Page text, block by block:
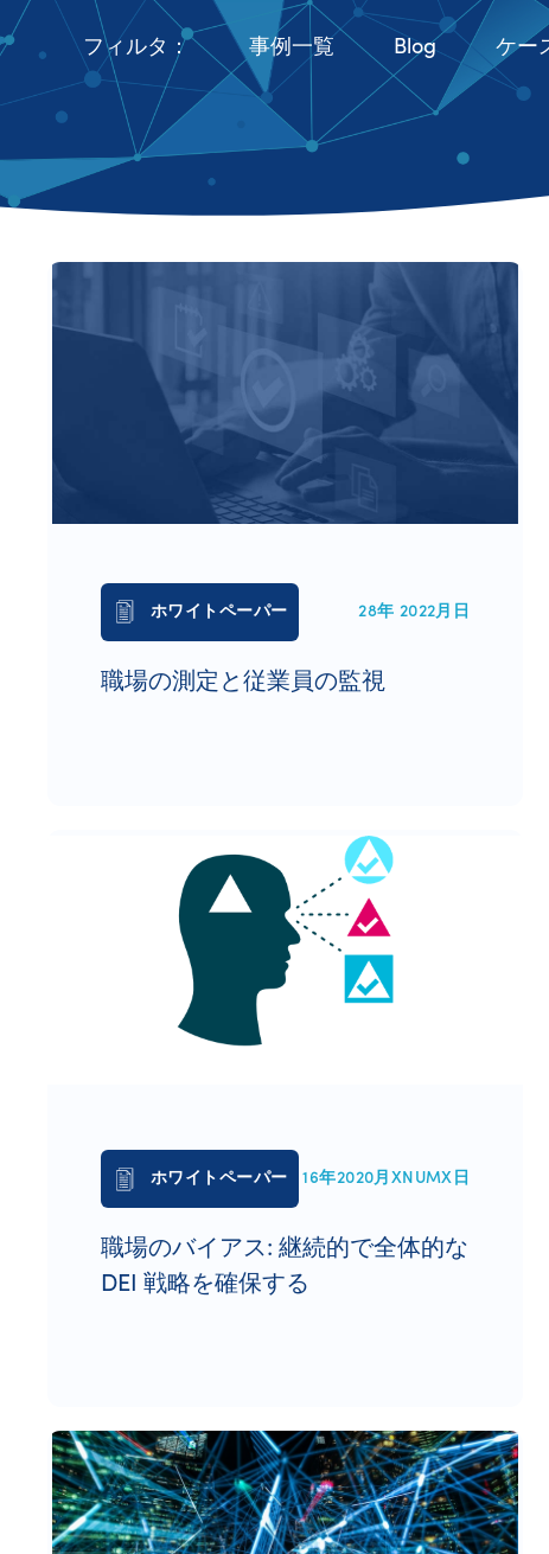
フィルタ： 事例一覧 Blog ケー
ホワイトペーパー 28年 2022月日
職場の測定と従業員の監視
ホワイトペーパー 16年2020月XNUMX日
職場のバイアス: 継続的で全体的な
DEI 戦略を確保する